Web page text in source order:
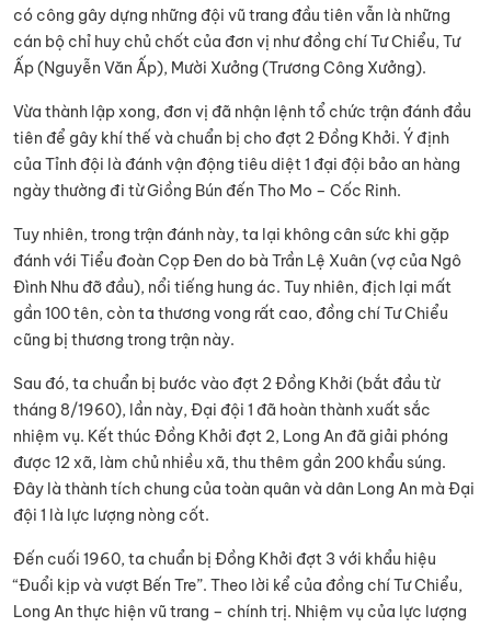
có công gây dựng những đội vũ trang đầu tiên vẫn là những
cán bộ chỉ huy chủ chốt của đơn vị như đồng chí Tư Chiểu, Tư
Ấp (Nguyễn Văn Ấp), Mười Xưởng (Trương Công Xưởng).
Vừa thành lập xong, đơn vị đã nhận lệnh tổ chức trận đánh đầu
tiên để gây khí thế và chuẩn bị cho đợt 2 Đồng Khởi. Ý định
của Tỉnh đội là đánh vận động tiêu diệt 1 đại đội bảo an hàng
ngày thường đi từ Giồng Bún đến Tho Mo – Cốc Rinh.
Tuy nhiên, trong trận đánh này, ta lại không cân sức khi gặp
đánh với Tiểu đoàn Cọp Đen do bà Trần Lệ Xuân (vợ của Ngô
Đình Nhu đỡ đầu), nổi tiếng hung ác. Tuy nhiên, địch lại mất
gần 100 tên, còn ta thương vong rất cao, đồng chí Tư Chiểu
cũng bị thương trong trận này.
Sau đó, ta chuẩn bị bước vào đợt 2 Đồng Khởi (bắt đầu từ
tháng 8/1960), lần này, Đại đội 1 đã hoàn thành xuất sắc
nhiệm vụ. Kết thúc Đồng Khởi đợt 2, Long An đã giải phóng
được 12 xã, làm chủ nhiều xã, thu thêm gần 200 khẩu súng.
Đây là thành tích chung của toàn quân và dân Long An mà Đại
đội 1 là lực lượng nòng cốt.
Đến cuối 1960, ta chuẩn bị Đồng Khởi đợt 3 với khẩu hiệu
“Đuổi kịp và vượt Bến Tre”. Theo lời kể của đồng chí Tư Chiểu,
Long An thực hiện vũ trang – chính trị. Nhiệm vụ của lực lượng